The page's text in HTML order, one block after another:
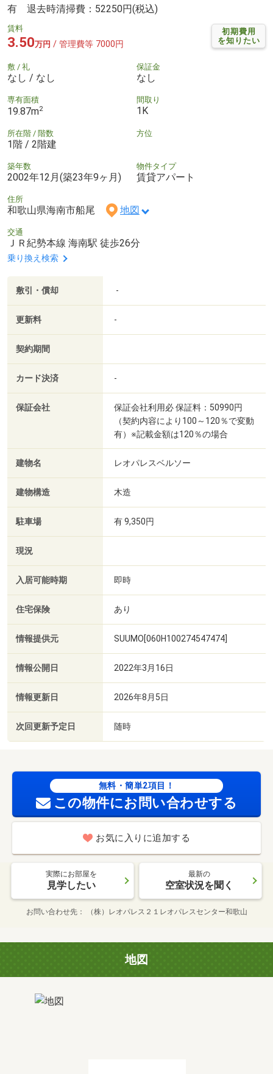
有 退去時清掃費：52250円(税込)
初期費用
を知りたい
賃料
3.50万円 / 管理費等 7000円
敷 / 礼
なし / なし
保証金
なし
専有面積
19.87m2
間取り
1K
所在階 / 階数
1階 / 2階建
方位
築年数
2002年12月(築23年9ヶ月)
物件タイプ
賃貸アパート
住所
和歌山県海南市船尾 地図
交通
ＪＲ紀勢本線 海南駅 徒歩26分
乗り換え検索
敷引・償却 -
更新料 -
契約期間
カード決済 -
保証会社
保証会社利用必 保証料：50990円
（契約内容により100～120％で変動
有）※記載金額は120％の場合
建物名 レオパレスベルソー
建物構造 木造
駐車場 有 9,350円
現況
入居可能時期 即時
住宅保険 あり
情報提供元 SUUMO[060H100274547474]
情報公開日 2022年3月16日
情報更新日 2026年8月5日
次回更新予定日 随時
無料・簡単2項目！
この物件にお問い合わせする
お気に入りに追加する
実際にお部屋を
見学したい
最新の
空室状況を聞く
お問い合わせ先 （株）レオパレス２１レオパレスセンター和歌山
地図